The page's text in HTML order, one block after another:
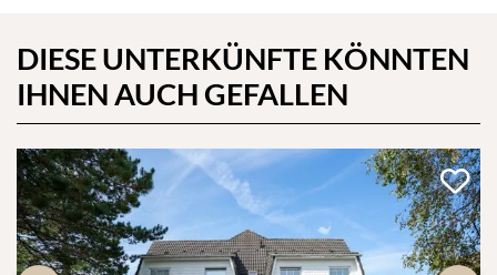
DIESE UNTERKÜNFTE KÖNNTEN
IHNEN AUCH GEFALLEN